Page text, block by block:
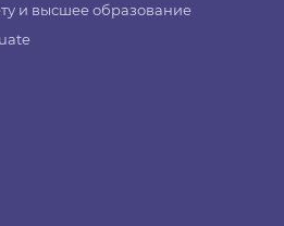
и высшее образование